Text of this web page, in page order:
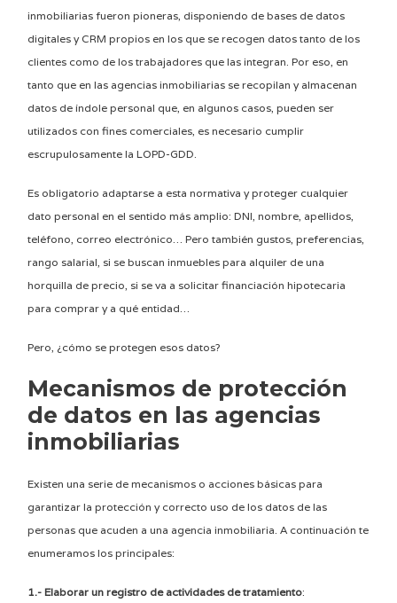
inmobiliarias fueron pioneras, disponiendo de bases de datos
digitales y CRM propios en los que se recogen datos tanto de los
clientes como de los trabajadores que las integran. Por eso, en
tanto que en las agencias inmobiliarias se recopilan y almacenan
datos de índole personal que, en algunos casos, pueden ser
utilizados con fines comerciales, es necesario cumplir
escrupulosamente la LOPD-GDD.
Es obligatorio adaptarse a esta normativa y proteger cualquier
dato personal en el sentido más amplio: DNI, nombre, apellidos,
teléfono, correo electrónico… Pero también gustos, preferencias,
rango salarial, si se buscan inmuebles para alquiler de una
horquilla de precio, si se va a solicitar financiación hipotecaria
para comprar y a qué entidad…
Pero, ¿cómo se protegen esos datos?
Mecanismos de protección
de datos en las agencias
inmobiliarias
Existen una serie de mecanismos o acciones básicas para
garantizar la protección y correcto uso de los datos de las
personas que acuden a una agencia inmobiliaria. A continuación te
enumeramos los principales:
1.- Elaborar un registro de actividades de tratamiento: